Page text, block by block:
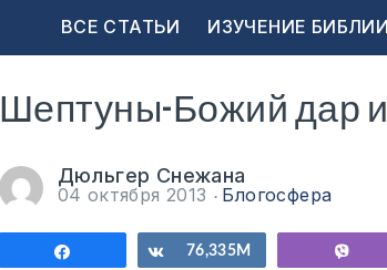
ВСЕ СТАТЬИ ИЗУЧЕНИЕ БИБЛИИ
Шептуны-Божий дар
Дюльгер Снежана
04 октября 2013 Блогосфера
Поделиться Поделиться
76,335M